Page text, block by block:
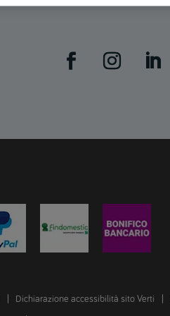
Dichiarazione accessibilità sito Verti